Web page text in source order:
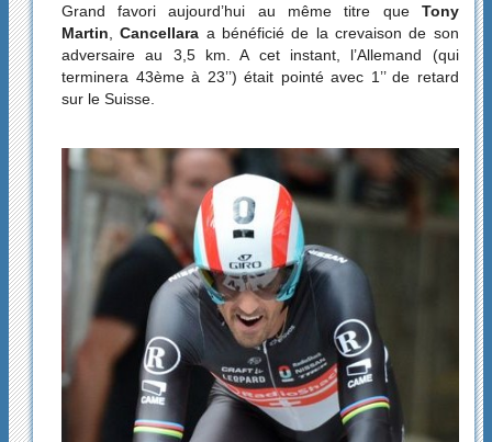
Grand favori aujourd’hui au même titre que Tony
Martin, Cancellara a bénéficié de la crevaison de son
adversaire au 3,5 km. A cet instant, l’Allemand (qui
terminera 43ème à 23’’) était pointé avec 1’’ de retard
sur le Suisse.